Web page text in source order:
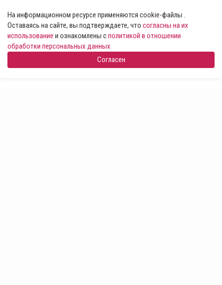
На информационном ресурсе применяются cookie-файлы .
Оставаясь на сайте, вы подтверждаете, что согласны на их
использование и ознакомлены сполитикой в отношении
обработки персональных данных
Согласен